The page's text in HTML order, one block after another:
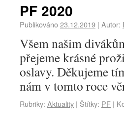
PF 2020
Publikováno23.12.2019 | Autor:
Všem našim
přejeme krásné
oslavy. Děkujeme
nám v tomto roce
Rubriky: Aktuality | Štítky: PF |